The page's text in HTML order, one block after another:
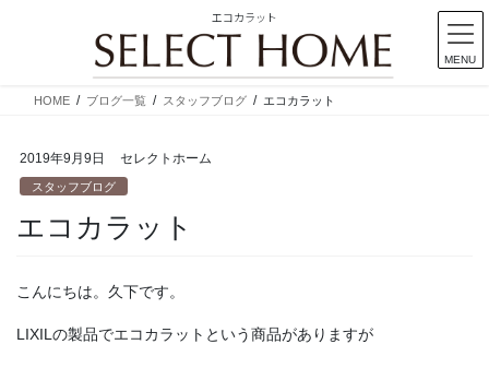
エコカラット
HOME ブログ一覧 スタッフブログ エコカラット
2019年9月9日 セレクトホーム
スタッフブログ
エコカラット
こんにちは。久下です。
LIXILの製品でエコカラットという商品がありますが
MENU